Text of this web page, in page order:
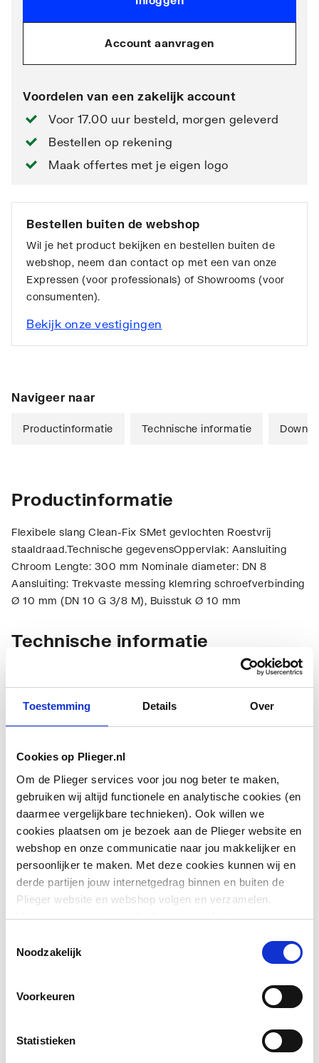
Toestemming Details Over
Cookies op Plieger.nl
Om de Plieger services voor jou nog beter te maken,
gebruiken wij altijd functionele en analytische cookies (en
daarmee vergelijkbare technieken). Ook willen we
cookies plaatsen om je bezoek aan de Plieger website en
webshop en onze communicatie naar jou makkelijker en
persoonlijker te maken. Met deze cookies kunnen wij en
derde partijen jouw internetgedrag binnen en buiten de
Plieger website en webshop volgen en verzamelen.
Hiermee passen wij en derden onze website, app,
We slaan je cookievoorkeur op in je browser.
Noodzakelijk
Voorkeuren
Statistieken
Account aanvragen
Voordelen van een zakelijk account
Voor 17.00 uur besteld, morgen geleverd
Bestellen op rekening
Maak offertes met je eigen logo
Bestellen buiten de webshop
Wil je het product bekijken en bestellen buiten de
webshop, neem dan contact op met een van onze
Expressen (voor professionals) of Showrooms (voor
consumenten).
Bekijk onze vestigingen
Navigeer naar
Productinformatie Technische informatie
Productinformatie
Flexibele slang Clean-Fix SMet gevlochten Roestvrij
staaldraad.Technische gegevensOppervlak: Aansluiting
Chroom Lengte: 300 mm Nominale diameter: DN 8
Aansluiting: Trekvaste messing klemring schroefverbinding
Ø 10 mm (DN 10 G 3/8 M), Buisstuk Ø 10 mm
Technische informatie
Materiaal
Inwendige diameter
slang
10
Aansluiting 1 Knel
Nom. diameter
aansluiting 1
3/8" (10)
buisdiameter aansluiting
Aansluiting 2
Nom. diameter
Toon meer
Downloads
Bouwtekening
26 KB